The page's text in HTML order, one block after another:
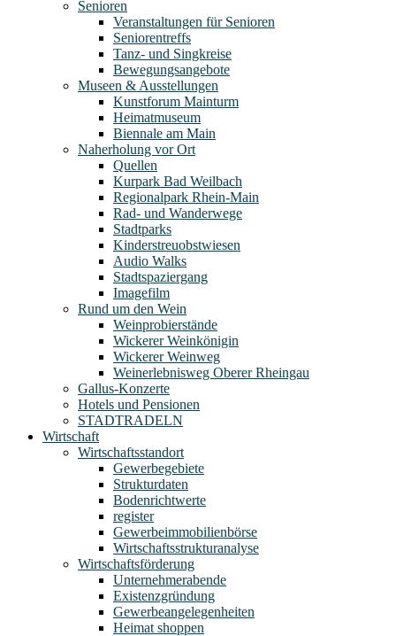
Senioren
Veranstaltungen für Senioren
Seniorentreffs
Tanz- und Singkreise
Bewegungsangebote
Museen & Ausstellungen
Kunstforum Mainturm
Heimatmuseum
Biennale am Main
Naherholung vor Ort
Quellen
Kurpark Bad Weilbach
Regionalpark Rhein-Main
Rad- und Wanderwege
Stadtparks
Kinderstreuobstwiesen
Audio Walks
Stadtspaziergang
Imagefilm
Rund um den Wein
Weinprobierstände
Wickerer Weinkönigin
Wickerer Weinweg
Weinerlebnisweg Oberer Rheingau
Gallus-Konzerte
Hotels und Pensionen
STADTRADELN
Wirtschaft
Wirtschaftsstandort
Gewerbegebiete
Strukturdaten
Bodenrichtwerte
register
Gewerbeimmobilienbörse
Wirtschaftsstrukturanalyse
Wirtschaftsförderung
Unternehmerabende
Existenzgründung
Gewerbeangelegenheiten
Heimat shoppen